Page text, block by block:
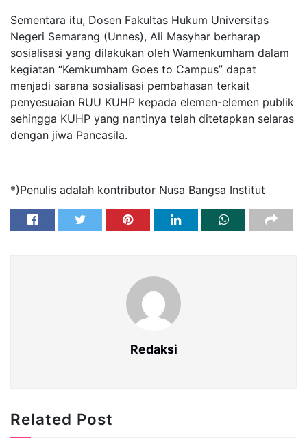
Sementara itu, Dosen Fakultas Hukum Universitas
Negeri Semarang (Unnes), Ali Masyhar berharap
sosialisasi yang dilakukan oleh Wamenkumham dalam
kegiatan “Kemkumham Goes to Campus” dapat
menjadi sarana sosialisasi pembahasan terkait
penyesuaian RUU KUHP kepada elemen-elemen publik
sehingga KUHP yang nantinya telah ditetapkan selaras
dengan jiwa Pancasila.
*)Penulis adalah kontributor Nusa Bangsa Institut
Redaksi
Related Post